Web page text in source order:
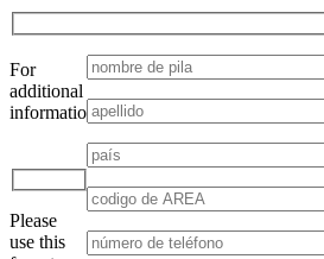
For
additional
information:
este
campo
Please
use this